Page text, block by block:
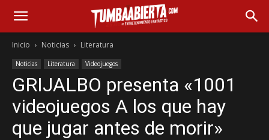
Inicio Noticias Literatura
Noticias Literatura Videojuegos
GRIJALBO presenta «1001
videojuegos A los que hay
que jugar antes de morir»